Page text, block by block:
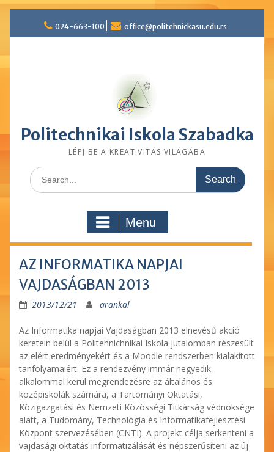
content
024-663-100 office@politehnickasu.edu.rs
Politechnikai Iskola Szabadka
LÉPJ BE A KREATIVITÁS VILÁGÁBA
Search
for:
Menu
AZ INFORMATIKA NAPJAI
VAJDASÁGBAN 2013
2013/12/21 arankal
Az Informatika napjai Vajdaságban 2013 elnevésű akció
keretein belül a Politehnichnikai Iskola jutalomban részesült
az elért eredményekért és a Moodle rendszerben kialakított
tanfolyamaiért. Ez a rendezvény immár negyedik
alkalommal kerül megrendezésre az általános és
középiskolák számára, a Tartományi Oktatási,
Közigazgatási és Nemzeti Közösségi Titkárság védnöksége
alatt, a Tudomány, Technológia és Informatikafejlesztési
Központ szervezésében (CNTI). A projekt célja serkenteni a
vajdasági oktatás informatizálását és népszerűsíteni az új